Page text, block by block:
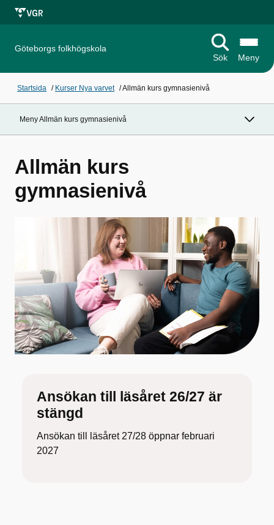
Göteborgs folkhögskola
Sök
Meny
Startsida / Kurser Nya varvet /Allmän kurs gymnasienivå
Meny Allmän kurs gymnasienivå
Allmän kurs
gymnasienivå
Ansökan till läsåret 26/27 är
stängd
Ansökan till läsåret 27/28 öppnar februari
2027